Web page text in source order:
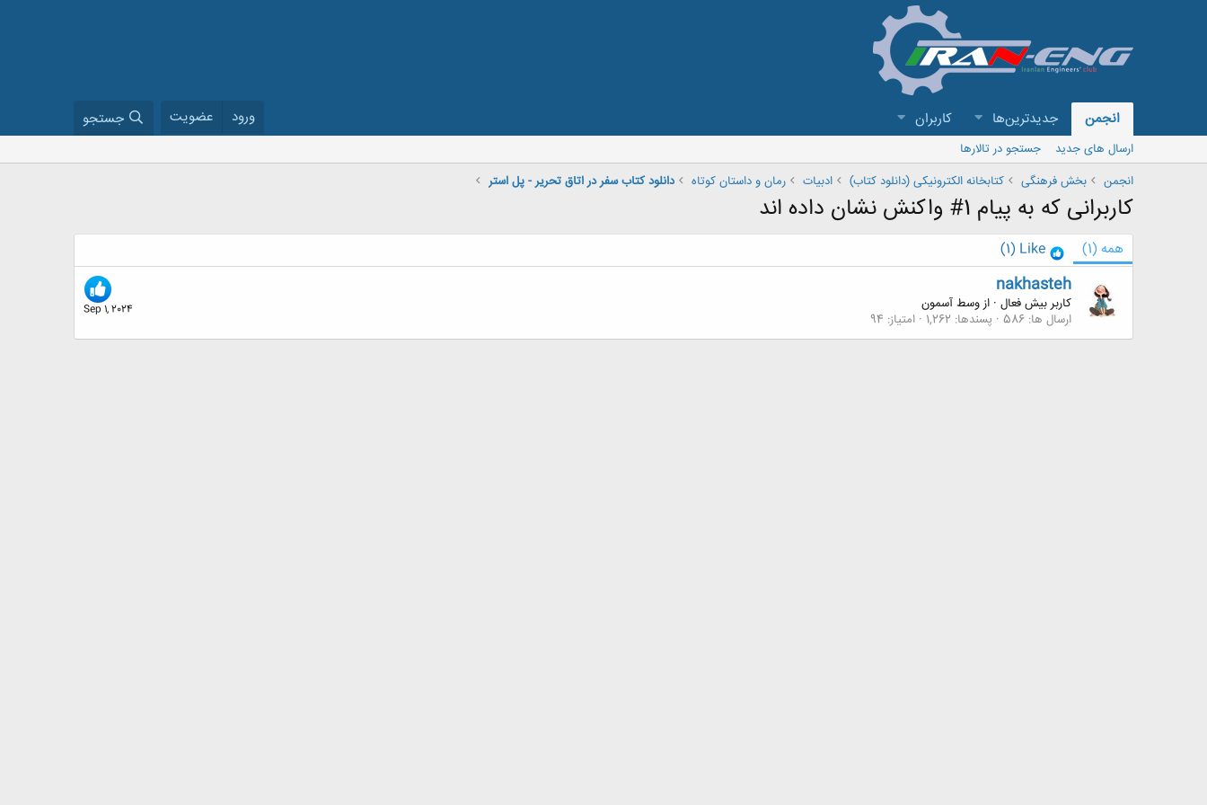
انجمن جدیدترین‌ها کاربران ورود عضویت جستجو
ارسال های جدید
جستجو در تالارها
انجمن
بخش فرهنگی کتابخانه الکترونیکی (دانلود کتاب) ادبیات رمان و داستان کوتاه دانلود کتاب سفر در اتاق تحریر - پل استر
کاربرانی که به پیام 1# واکنش نشان داده اند
همه (1)
Like
(1)
Sep 1, 2024
nakhasteh
کاربر بیش فعال · ازوسط آسمون
ارسال ها 586 پسندها 1,262 امتیاز 94